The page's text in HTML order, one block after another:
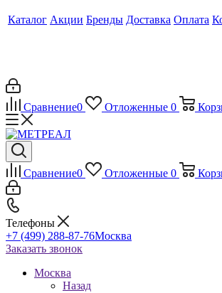
Каталог Акции Бренды Доставка Оплата
Сравнение0 Отложенные 0
Сравнение0 Отложенные 0
Телефоны
+7 (499) 288-87-76Москва
Заказать звонок
Москва
Назад